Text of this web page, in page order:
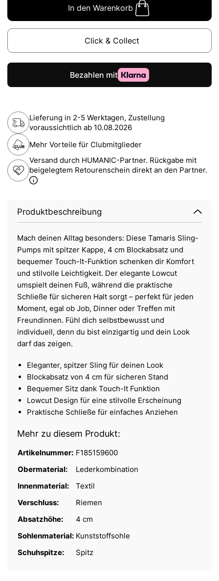
In den Warenkorb
Click & Collect
Lieferung in 2-5 Werktagen, Zustellung
voraussichtlich ab 10.08.2026
Mehr Vorteile für Clubmitglieder
Versand durch HUMANIC-Partner. Rückgabe mit
beigelegtem Retourenschein direkt an den Partner.
Produktbeschreibung
Mach deinen Alltag besonders: Diese Tamaris Sling-
Pumps mit spitzer Kappe, 4 cm Blockabsatz und
bequemer Touch-It-Funktion schenken dir Komfort
und stilvolle Leichtigkeit. Der elegante Lowcut
umspielt deinen Fuß, während die praktische
Schließe für sicheren Halt sorgt – perfekt für jeden
Moment, egal ob Job, Dinner oder Treffen mit
Freundinnen. Fühl dich selbstbewusst und
individuell, denn du bist einzigartig und dein Look
darf das zeigen.
Eleganter, spitzer Sling für deinen Look
Blockabsatz von 4 cm für sicheren Stand
Bequemer Sitz dank Touch-It Funktion
Lowcut Design für eine stilvolle Erscheinung
Praktische Schließe für einfaches Anziehen
Mehr zu diesem Produkt:
Artikelnummer: F185159600
Obermaterial:
Lederkombination
Innenmaterial:
Textil
Verschluss:
Riemen
Absatzhöhe:
4 cm
Sohlenmaterial: Kunststoffsohle
Schuhspitze:
Spitz